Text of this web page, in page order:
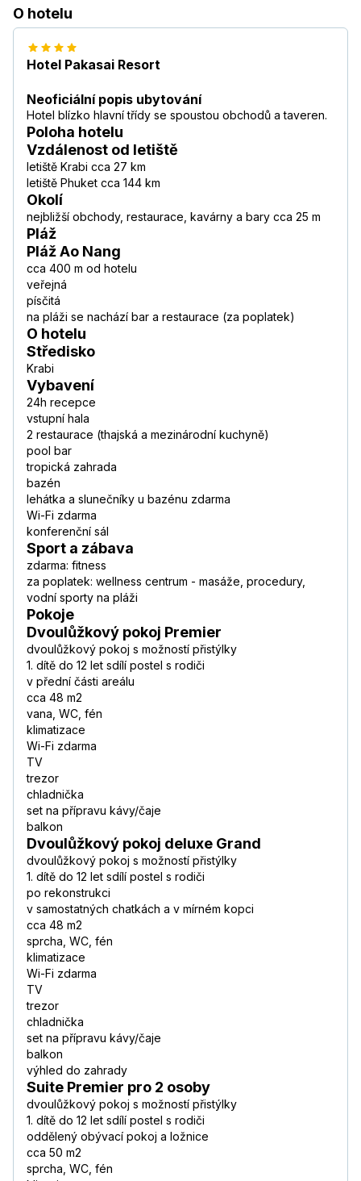
O hotelu
Hotel Pakasai Resort
Neoficiální popis ubytování
Hotel blízko hlavní třídy se spoustou obchodů a taveren.
Poloha hotelu
Vzdálenost od letiště
letiště Krabi cca 27 km
letiště Phuket cca 144 km
Okolí
nejbližší obchody, restaurace, kavárny a bary cca 25 m
Pláž
Pláž Ao Nang
cca 400 m od hotelu
veřejná
písčitá
na pláži se nachází bar a restaurace (za poplatek)
O hotelu
Středisko
Krabi
Vybavení
24h recepce
vstupní hala
2 restaurace (thajská a mezinárodní kuchyně)
pool bar
tropická zahrada
bazén
lehátka a slunečníky u bazénu zdarma
Wi-Fi zdarma
konferenční sál
Sport a zábava
zdarma: fitness
za poplatek: wellness centrum - masáže, procedury,
vodní sporty na pláži
Pokoje
Dvoulůžkový pokoj Premier
dvoulůžkový pokoj s možností přistýlky
1. dítě do 12 let sdílí postel s rodiči
v přední části areálu
cca 48 m2
vana, WC, fén
klimatizace
Wi-Fi zdarma
TV
trezor
chladnička
set na přípravu kávy/čaje
balkon
Dvoulůžkový pokoj deluxe Grand
dvoulůžkový pokoj s možností přistýlky
1. dítě do 12 let sdílí postel s rodiči
po rekonstrukci
v samostatných chatkách a v mírném kopci
cca 48 m2
sprcha, WC, fén
klimatizace
Wi-Fi zdarma
TV
trezor
chladnička
set na přípravu kávy/čaje
balkon
výhled do zahrady
Suite Premier pro 2 osoby
dvoulůžkový pokoj s možností přistýlky
1. dítě do 12 let sdílí postel s rodiči
oddělený obývací pokoj a ložnice
cca 50 m2
sprcha, WC, fén